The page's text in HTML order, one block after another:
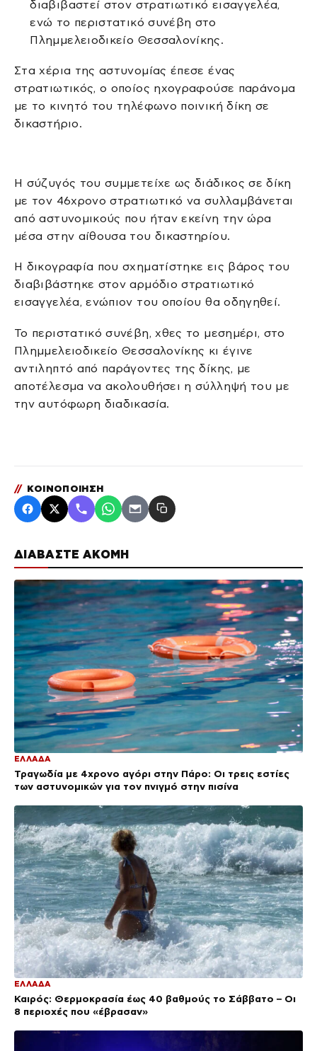
ΔΙΑΒΑΣΤΕ ΑΚΟΜΗ
ΕΛΛΑΔΑ
Τραγωδία με 4χρονο αγόρι στην Πάρο: Οι τρεις εστίες
των αστυνομικών για τον πνιγμό στην πισίνα
ΕΛΛΑΔΑ
Καιρός: Θερμοκρασία έως 40 βαθμούς το Σάββατο – Οι
8 περιοχές που «έβρασαν»
διαβιβαστεί στον στρατιωτικό εισαγγελέα,
ενώ το περιστατικό συνέβη στο
Πλημμελειοδικείο Θεσσαλονίκης.
Στα χέρια της αστυνομίας έπεσε ένας
στρατιωτικός, ο οποίος ηχογραφούσε παράνομα
με το κινητό του τηλέφωνο ποινική δίκη σε
δικαστήριο.
Η σύζυγός του συμμετείχε ως διάδικος σε δίκη
με τον 46χρονο στρατιωτικό να συλλαμβάνεται
από αστυνομικούς που ήταν εκείνη την ώρα
μέσα στην αίθουσα του δικαστηρίου.
Η δικογραφία που σχηματίστηκε εις βάρος του
διαβιβάστηκε στον αρμόδιο στρατιωτικό
εισαγγελέα, ενώπιον του οποίου θα οδηγηθεί.
Το περιστατικό συνέβη, χθες το μεσημέρι, στο
Πλημμελειοδικείο Θεσσαλονίκης κι έγινε
αντιληπτό από παράγοντες της δίκης, με
αποτέλεσμα να ακολουθήσει η σύλληψή του με
την αυτόφωρη διαδικασία.
// ΚΟΙΝΟΠΟΙΗΣΗ